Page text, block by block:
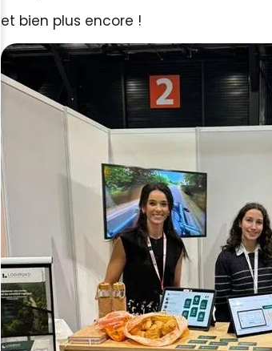
et bien plus encore !